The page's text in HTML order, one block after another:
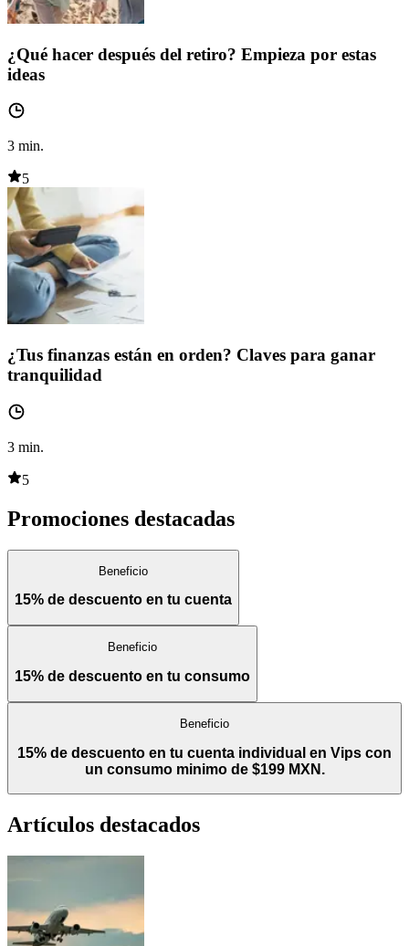
¿Qué hacer después del retiro? Empieza por estas
ideas
3 min.
5
¿Tus finanzas están en orden? Claves para ganar
tranquilidad
3 min.
5
Promociones destacadas
Beneficio
15% de descuento en tu cuenta
Beneficio
15% de descuento en tu consumo
Beneficio
15% de descuento en tu cuenta individual en Vips con
un consumo minimo de $199 MXN.
Artículos destacados